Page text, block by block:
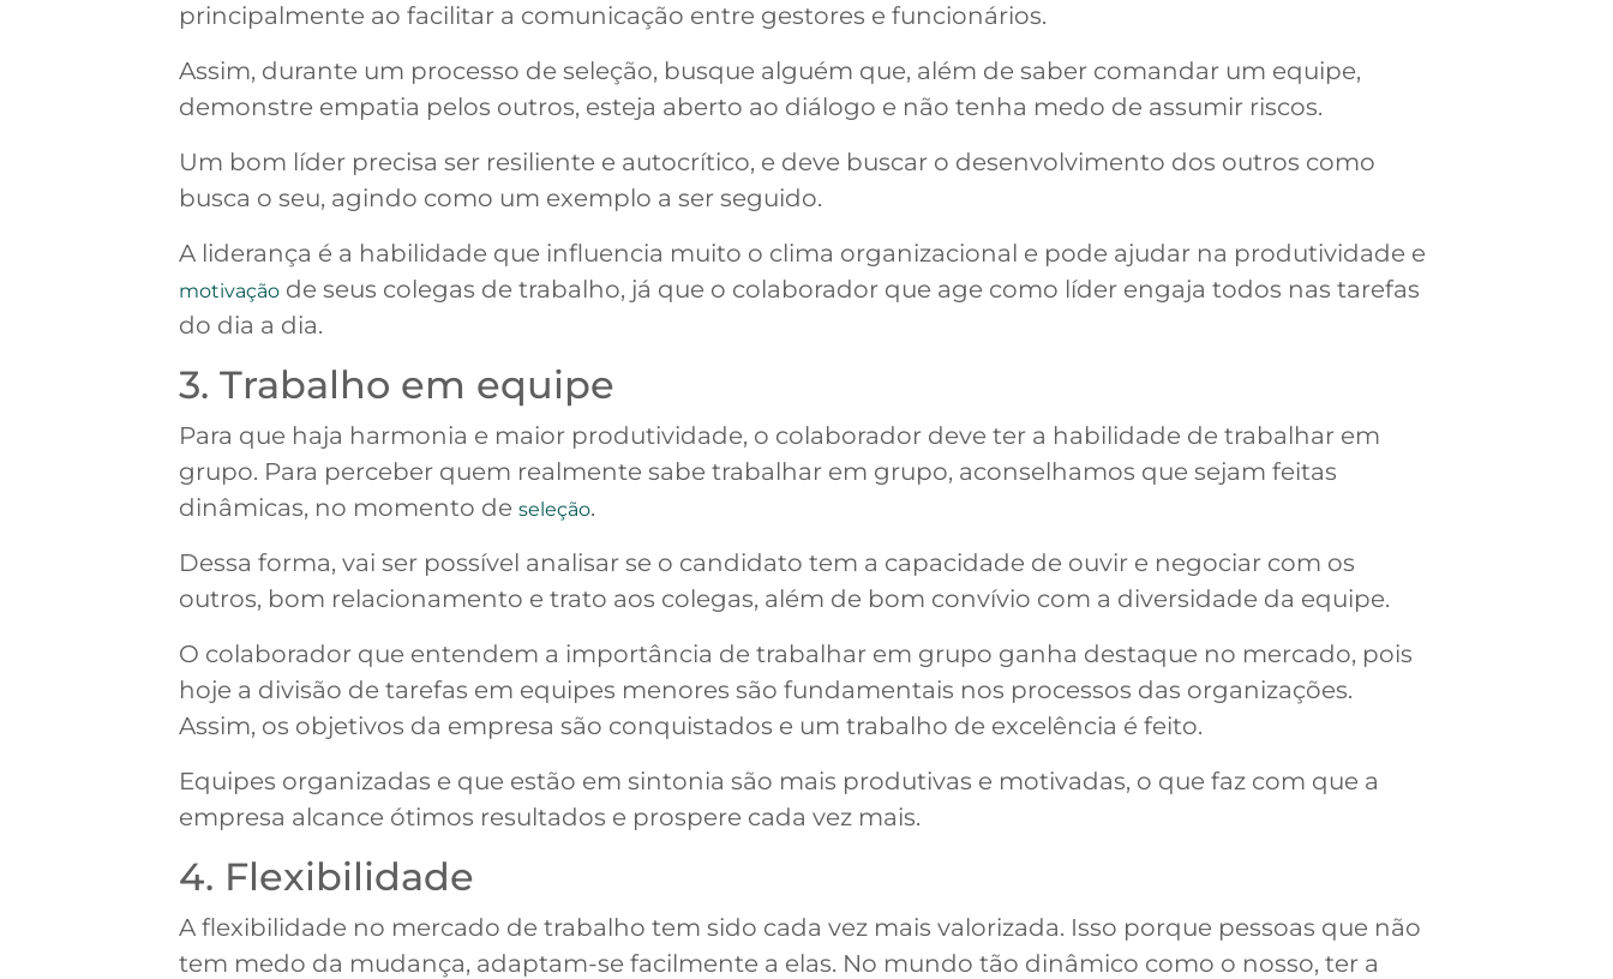
principalmente ao facilitar a comunicação entre gestores e funcionários.
Assim, durante um processo de seleção, busque alguém que, além de saber comandar um equipe,
demonstre empatia pelos outros, esteja aberto ao diálogo e não tenha medo de assumir riscos.
Um bom líder precisa ser resiliente e autocrítico, e deve buscar o desenvolvimento dos outros como
busca o seu, agindo como um exemplo a ser seguido.
A liderança é a habilidade que influencia muito o clima organizacional e pode ajudar na produtividade e
motivação de seus colegas de trabalho, já que o colaborador que age como líder engaja todos nas tarefas
do dia a dia.
3. Trabalho em equipe
Para que haja harmonia e maior produtividade, o colaborador deve ter a habilidade de trabalhar em
grupo. Para perceber quem realmente sabe trabalhar em grupo, aconselhamos que sejam feitas
dinâmicas, no momento deseleção.
Dessa forma, vai ser possível analisar se o candidato tem a capacidade de ouvir e negociar com os
outros, bom relacionamento e trato aos colegas, além de bom convívio com a diversidade da equipe.
O colaborador que entendem a importância de trabalhar em grupo ganha destaque no mercado, pois
hoje a divisão de tarefas em equipes menores são fundamentais nos processos das organizações.
Assim, os objetivos da empresa são conquistados e um trabalho de excelência é feito.
Equipes organizadas e que estão em sintonia são mais produtivas e motivadas, o que faz com que a
empresa alcance ótimos resultados e prospere cada vez mais.
4. Flexibilidade
A flexibilidade no mercado de trabalho tem sido cada vez mais valorizada. Isso porque pessoas que não
tem medo da mudança, adaptam-se facilmente a elas. No mundo tão dinâmico como o nosso, ter a